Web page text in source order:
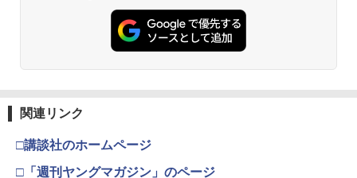
関連リンク
□講談社のホームページ
□「週刊ヤングマガジン」のページ